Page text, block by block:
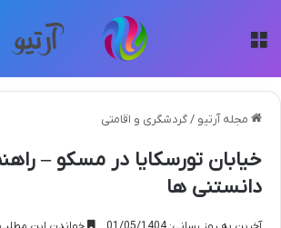
مجله آرتیو /گردشگری و اقامتی
خیابان تورسکایا در مسکو –
دانستنی ها